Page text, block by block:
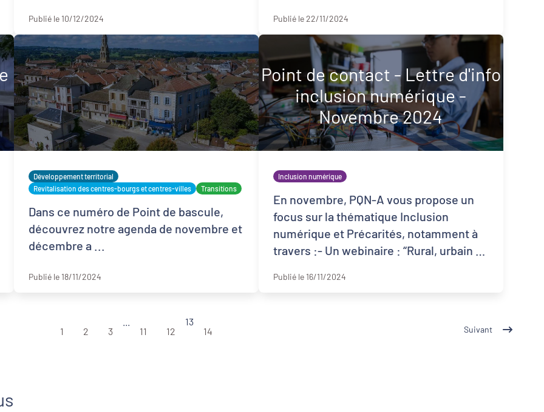
Publié le 10/12/2024 Publié le 22/11/2024
Développement territorial
Revitalisation des centres-bourgs et centres-villes
Transitions
Dans ce numéro de Point de bascule,
découvrez notre agenda de novembre et
Publié le 18/11/2024
Point de contact - Lettre d'info
inclusion numérique -
Novembre 2024
Inclusion numérique
En novembre, PQN-A vous propose un
focus sur la thématique Inclusion
numérique et Précarités, notamment à
travers :- Un webinaire : “Rural, urbain :
Publié le 16/11/2024
1 2 3
11
12
13
14
Suivant